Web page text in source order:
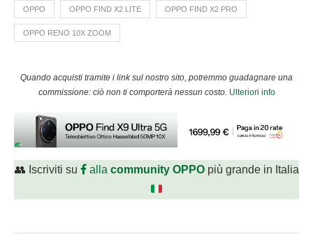
OPPO OPPO FIND X2 LITE OPPO FIND X2 PRO
OPPO RENO 10X ZOOM
Quando acquisti tramite i link sul nostro sito, potremmo guadagnare una
commissione: ciò non ti comporterà nessun costo. Ulteriori info
👥 Iscriviti su alla community OPPOpiù grande in Italia